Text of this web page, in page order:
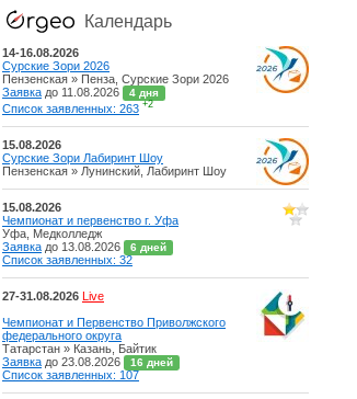
Календарь
14-16.08.2026
Сурские Зори 2026
Пензенская » Пенза, Сурские Зори 2026
Заявка до 11.08.2026 4 дня
Список заявленных: 263+2
15.08.2026
Сурские Зори Лабиринт Шоу
Пензенская » Лунинский, Лабиринт Шоу
15.08.2026
Чемпионат и первенство г. Уфа
Уфа, Медколледж
Заявка до 13.08.2026 6 дней
Список заявленных: 32
27-31.08.2026 Live
Чемпионат и Первенство Приволжского
федерального округа
Татарстан » Казань, Байтик
Заявка до 23.08.2026 16 дней
Список заявленных: 107